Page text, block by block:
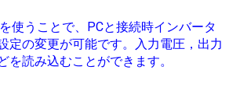
使うことで、PCと接続時インバータ
定の変更が可能です。入力電圧，出力
を読み込むことができます。